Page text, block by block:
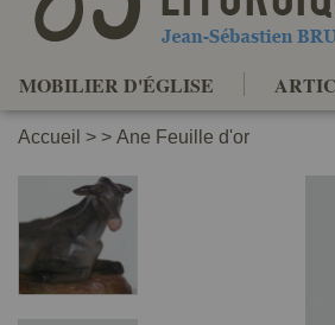
MOBILIER D'ÉGLISE
Accueil > > Ane Feuille d'or